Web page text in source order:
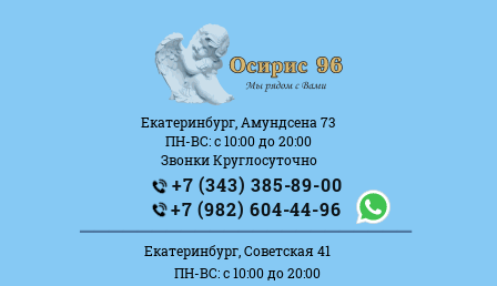
+7 (982) 604-44-96
Екатеринбург, Амундсена 73
Екатеринбург, Советская 41
ПН-ВС: с 10:00 до 20:00
Звонки Круглосуточно
ПН-ВС: с 10:00 до 20:00
_______________________
+7 (343) 385-89-00